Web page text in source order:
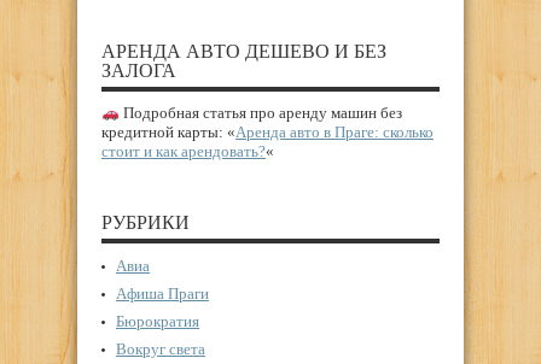
АРЕНДА АВТО ДЕШЕВО И БЕЗ
ЗАЛОГА
Подробная статья про аренду машин без
кредитной карты: «Аренда авто в Праге: сколько
стоит и как арендовать?«
РУБРИКИ
Авиа
Афиша Праги
Бюрократия
Вокруг света